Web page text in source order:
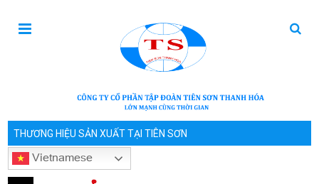
THƯƠNG HIỆU SẢN XUẤT TẠI TIÊN SƠN
Vietnamese